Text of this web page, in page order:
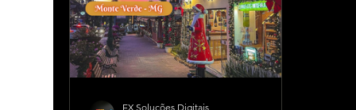
EX Soluções Digitais